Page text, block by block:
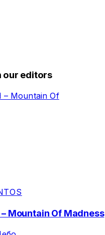
our editors
Mountain Of Madness